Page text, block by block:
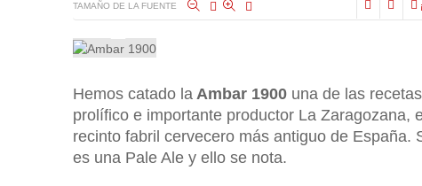
TAMAÑO DE LA FUENTE
Hemos catado la Ambar 1900 una de las
prolífico e importante productor La Zaragozana,
recinto fabril cervecero más antiguo de España.
es una Pale Ale y ello se nota.